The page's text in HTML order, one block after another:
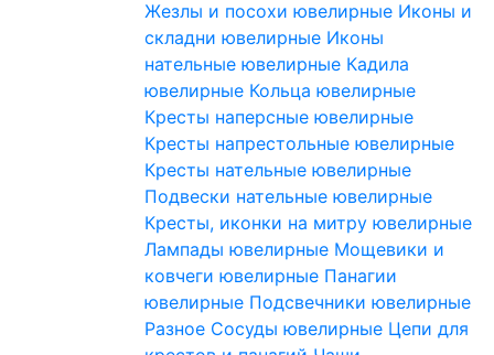
Жезлы и посохи ювелирные Иконы и
складни ювелирные Иконы
нательные ювелирные Кадила
ювелирные Кольца ювелирные
Кресты наперсные ювелирные
Кресты напрестольные ювелирные
Кресты нательные ювелирные
Подвески нательные ювелирные
Кресты, иконки на митру ювелирные
Лампады ювелирные Мощевики и
ковчеги ювелирные Панагии
ювелирные Подсвечники ювелирные
Разное Сосуды ювелирные Цепи для